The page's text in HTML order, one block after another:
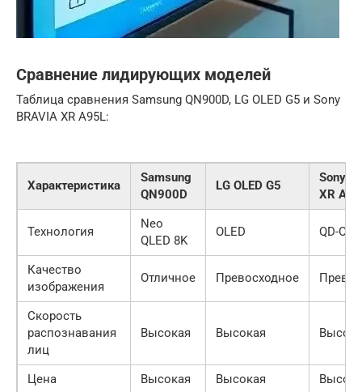
Сравнение лидирующих моделей
Таблица сравнения Samsung QN900D, LG OLED G5 и Sony
BRAVIA XR A95L:
Характеристика
Samsung
QN900D
LG OLED G5
Sony
XR
Технология
Neo
QLED 8K
OLED QD-
Качество
изображения
Отличное Превосходное
Скорость
распознавания
лиц
Высокая Высокая
Цена Высокая Высокая